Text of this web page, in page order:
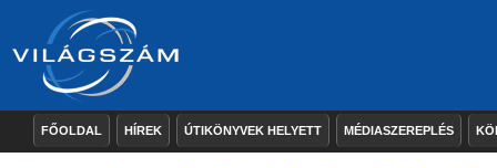
FŐOLDAL HÍREK ÚTIKÖNYVEK HELYETT MÉDIASZEREPLÉS